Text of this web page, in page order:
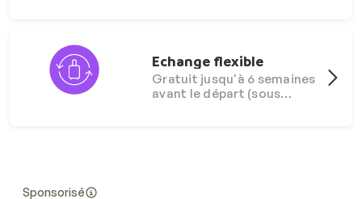
Echange flexible
Gratuit jusqu'à 6 semaines
avant le départ (sous
Sponsorisé